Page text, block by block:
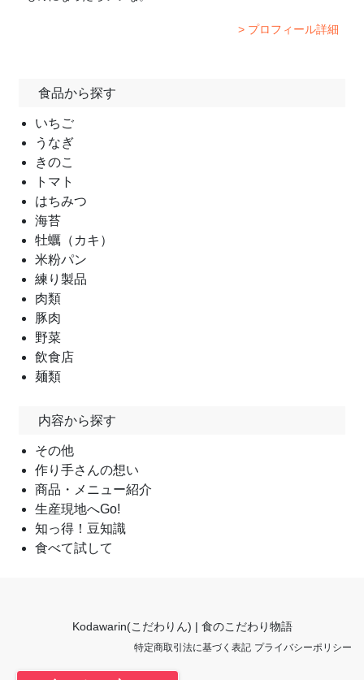
> プロフィール詳細
食品から探す
いちご
うなぎ
きのこ
トマト
はちみつ
海苔
牡蠣（カキ）
米粉パン
練り製品
肉類
豚肉
野菜
飲食店
麺類
内容から探す
その他
作り手さんの想い
商品・メニュー紹介
生産現地へGo!
知っ得！豆知識
食べて試して
Kodawarin(こだわりん) | 食のこだわり物語
特定商取引法に基づく表記 プライバシーポリシー